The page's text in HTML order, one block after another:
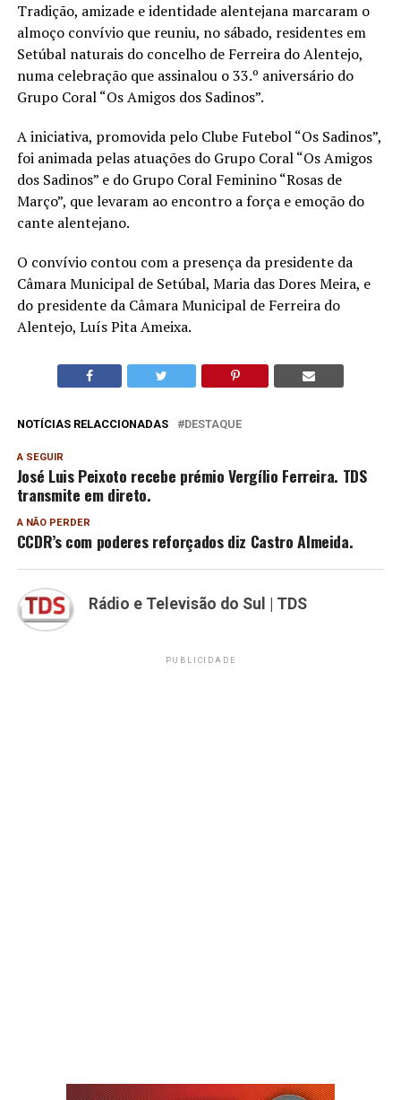
Tradição, amizade e identidade alentejana marcaram o
almoço convívio que reuniu, no sábado, residentes em
Setúbal naturais do concelho de Ferreira do Alentejo,
numa celebração que assinalou o 33.º aniversário do
Grupo Coral “Os Amigos dos Sadinos”.
A iniciativa, promovida pelo Clube Futebol “Os Sadinos”,
foi animada pelas atuações do Grupo Coral “Os Amigos
dos Sadinos” e do Grupo Coral Feminino “Rosas de
Março”, que levaram ao encontro a força e emoção do
cante alentejano.
O convívio contou com a presença da presidente da
Câmara Municipal de Setúbal, Maria das Dores Meira, e
do presidente da Câmara Municipal de Ferreira do
Alentejo, Luís Pita Ameixa.
NOTÍCIAS RELACCIONADAS DESTAQUE
A SEGUIR
José Luis Peixoto recebe prémio Vergílio Ferreira. TDS
transmite em direto.
A NÃO PERDER
CCDR’s com poderes reforçados diz Castro Almeida.
Rádio e Televisão do Sul | TDS
PUBLICIDADE